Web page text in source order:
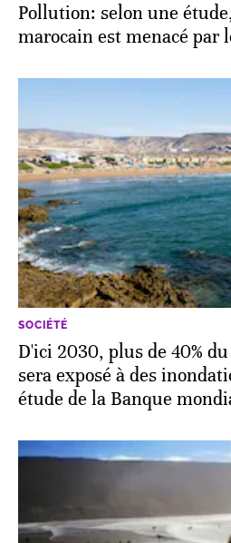
Pollution: selon une
marocain est menacé par
SOCIÉTÉ
D'ici 2030, plus de 40%
sera exposé à des
étude de la Banque